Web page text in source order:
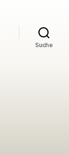
Suche